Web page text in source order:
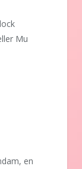
Mu
en